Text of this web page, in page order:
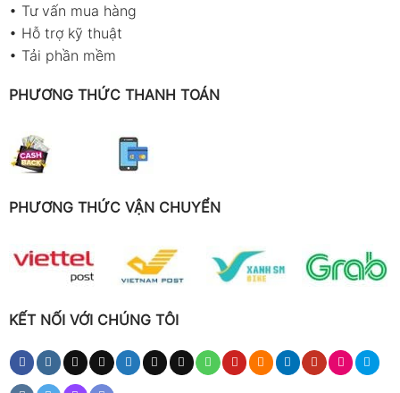
• Tư vấn mua hàng
• Hỗ trợ kỹ thuật
• Tải phần mềm
PHƯƠNG THỨC THANH TOÁN
PHƯƠNG THỨC VẬN CHUYỂN
KẾT NỐI VỚI CHÚNG TÔI